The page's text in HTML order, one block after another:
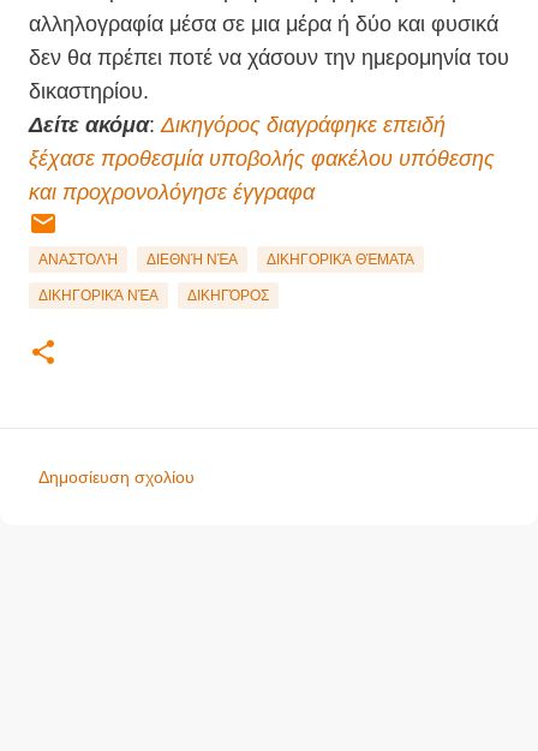
αλληλογραφία μέσα σε μια μέρα ή δύο και φυσικά
δεν θα πρέπει ποτέ να χάσουν την ημερομηνία του
δικαστηρίου.
Δείτε ακόμα:Δικηγόρος διαγράφηκε επειδή
ξέχασε προθεσμία υποβολής φακέλου υπόθεσης
και προχρονολόγησε έγγραφα
ΑΝΑΣΤΟΛΉ ΔΙΕΘΝΉ ΝΈΑ ΔΙΚΗΓΟΡΙΚΆ ΘΈΜΑΤΑ
ΔΙΚΗΓΟΡΙΚΆ ΝΈΑ ΔΙΚΗΓΌΡΟΣ
Δημοσίευση σχολίου